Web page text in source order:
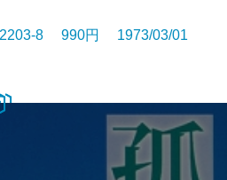
8 990円 1973/03/01